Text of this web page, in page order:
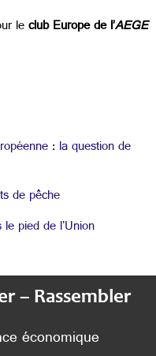
leclub Europe de l’AEGE
: la question de
de pêche
pied de l'Union
– Rassembler
économique